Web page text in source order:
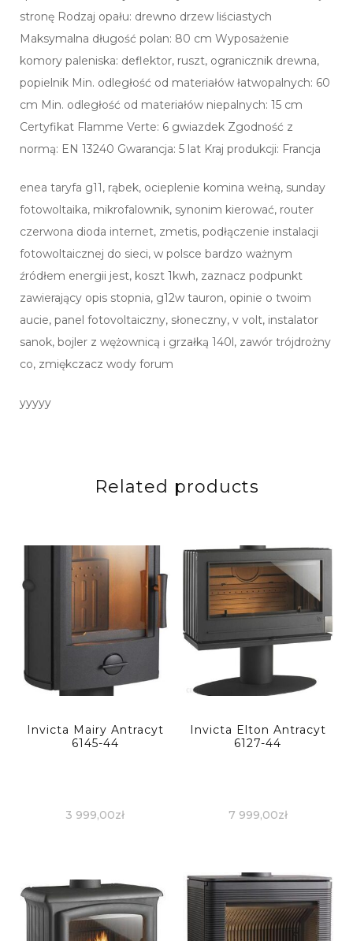
stronę Rodzaj opału: drewno drzew liściastych
Maksymalna długość polan: 80 cm Wyposażenie
komory paleniska: deflektor, ruszt, ogranicznik drewna,
popielnik Min. odległość od materiałów łatwopalnych: 60
cm Min. odległość od materiałów niepalnych: 15 cm
Certyfikat Flamme Verte: 6 gwiazdek Zgodność z
normą: EN 13240 Gwarancja: 5 lat Kraj produkcji: Francja
enea taryfa g11, rąbek, ocieplenie komina wełną, sunday
fotowoltaika, mikrofalownik, synonim kierować, router
czerwona dioda internet, zmetis, podłączenie instalacji
fotowoltaicznej do sieci, w polsce bardzo ważnym
źródłem energii jest, koszt 1kwh, zaznacz podpunkt
zawierający opis stopnia, g12w tauron, opinie o twoim
aucie, panel fotovoltaiczny, słoneczny, v volt, instalator
sanok, bojler z wężownicą i grzałką 140l, zawór trójdrożny
co, zmiękczacz wody forum
yyyyy
Related products
Invicta Mairy Antracyt
6145-44
3 999,00zł
Invicta Elton Antracyt
6127-44
7 999,00zł